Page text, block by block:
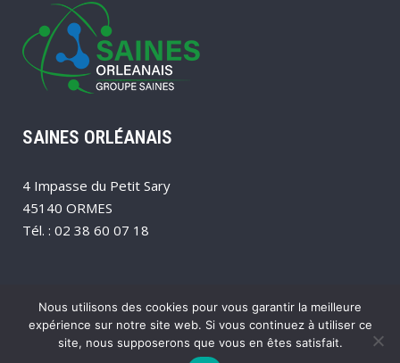
SAINES ORLÉANAIS
4 Impasse du Petit Sary
45140 ORMES
Tél. : 02 38 60 07 18
Nous utilisons des cookies pour vous garantir la meilleure
expérience sur notre site web. Si vous continuez à utiliser ce
site, nous supposerons que vous en êtes satisfait.